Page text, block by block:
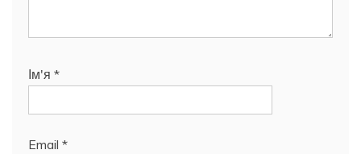
Ім'я *
Email *